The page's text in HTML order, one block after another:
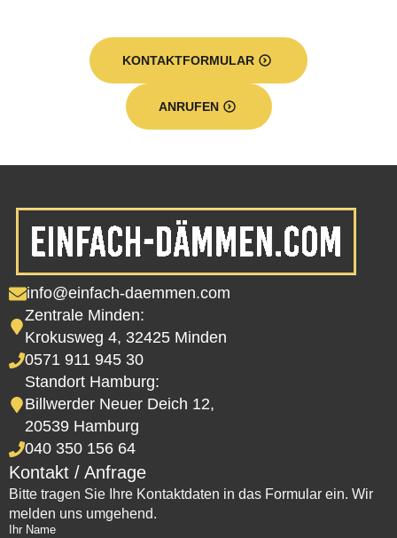
KONTAKTFORMULAR
ANRUFEN
info@einfach-daemmen.com
Zentrale Minden:
Krokusweg 4, 32425 Minden
0571 911 945 30
Standort Hamburg:
Billwerder Neuer Deich 12,
20539 Hamburg
040 350 156 64
Kontakt / Anfrage
Bitte tragen Sie Ihre Kontaktdaten in das Formular ein. Wir
melden uns umgehend.
Ihr Name